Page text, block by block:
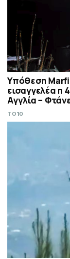
Υπόθεση
εισαγγελέα η
Αγγλία –
TO10